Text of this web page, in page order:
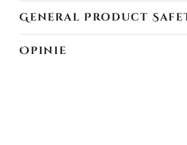
General Product
Opinie